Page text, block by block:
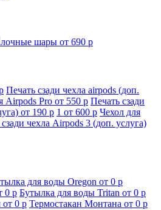
шары от 690 p
Печать сзади чехла airpods (доп.
Airpods Pro от 550 p Печать сзади
от 190 p 1 от 600 p Чехол для
чехла Airpods 3 (доп. услуга)
для воды Oregon от 0 p
0 p Бутылка для воды Tritan от 0 p
от 0 p Термостакан Монтана от 0 p